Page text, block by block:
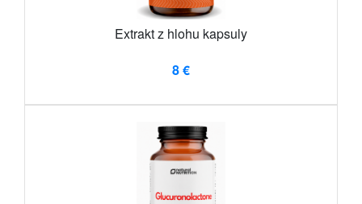
Extrakt z hlohu kapsuly
8 €